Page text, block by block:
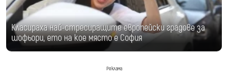
Класираха най-стресиращите европейски градове за
шофьори, ето на кое място е София
Реклама